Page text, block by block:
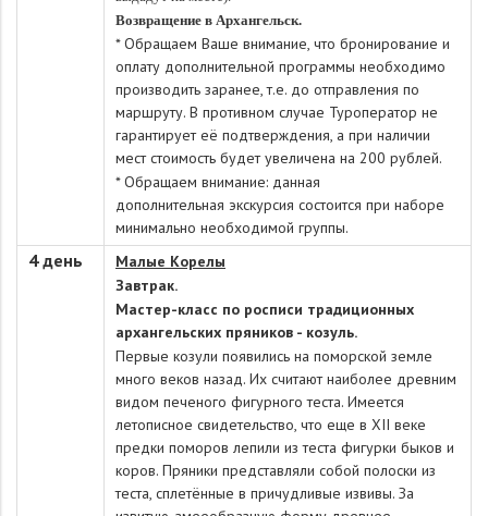
Возвращение в Архангельск.
* Обращаем Ваше внимание, что бронирование и
оплату дополнительной программы необходимо
производить заранее, т.е. до отправления по
маршруту. В противном случае Туроператор не
гарантирует её подтверждения, а при наличии
мест стоимость будет увеличена на 200 рублей.
* Обращаем внимание: данная
дополнительная экскурсия состоится при наборе
минимально необходимой группы.
4 день
Малые Корелы
Завтрак.
Мастер-класс по росписи традиционных
архангельских пряников - козуль.
Первые козули появились на поморской земле
много веков назад. Их считают наиболее древним
видом печеного фигурного теста. Имеется
летописное свидетельство, что еще в XII веке
предки поморов лепили из теста фигурки быков и
коров. Пряники представляли собой полоски из
теста, сплетённые в причудливые извивы. За